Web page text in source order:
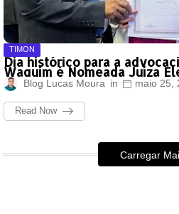
TIMON
Dia histórico para a
Waquim é Nomeada Juíza
Blog Lucas Moura maio 25,
Read Now
Carregar